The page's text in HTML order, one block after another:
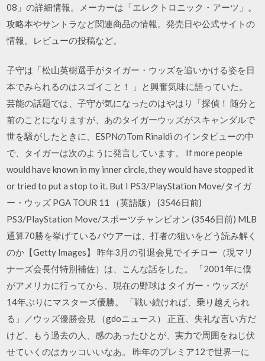
08」の詳細情報。メーカーは「エレクトロニック・アーツ」。
攻略本やサントラなど関連商品の情報。発売日や公式サイトの
情報。レビューの投稿など。
子守は「松山英樹選手がタイガー・ウッズを追いかける姿を日
本でみられるのはスゴイこと！ 」と興奮気味に語っていた。
芸能の話題では、子守が気になったのはやはり「探偵！ 随分と
前のことになりますが、あのタイガーウッズがスキャンダルで
世を騒がしたときに、ESPNのTom Rinaldi のインタビューの中
で、タイガーは次のように発言しています。 If more people
would have known in my inner circle, they would have stopped it
or tried to put a stop to it. But I PS3/PlayStation Move/タイガ
ー・ウッズ PGA TOUR 11 （英語版） (3546日前)
PS3/PlayStation Move/スポーツチャンピオン (3546日前) MLB
通算70勝を挙げているバウアーは、打者の狙いをどう読み解く
のか【Getty Images】 昨年3月の引退会見でイチロー（現マリ
ナーズ会長付特別補佐）は、こんな話をした。 「2001年に僕
がアメリカに行ってから、現在の野球は タイガー・ウッズが
14年ぶりにマスターズ優勝。 「戦い続ければ、乗り越えられ
る」／ウッズ優勝会見 （gdoニュース） 正直、失礼な言い方だ
けど、もう過去の人、感のあったひとが、実力で周囲をねじ伏
せていくのはカッコいいなあ。 昨年のプレミア12で世界一に